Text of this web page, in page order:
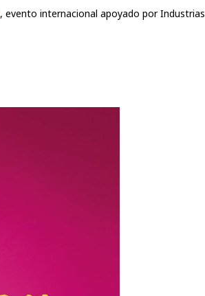
, evento internacional apoyado por Industrias